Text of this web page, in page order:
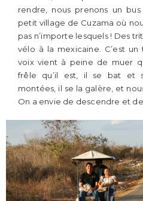
rendre, nous prenons un
petit village de Cuzama où
pas n’importe lesquels ! Des
vélo à la mexicaine. C’est
voix vient à peine de muer
frêle qu’il est, il se bat et
montées, il se la galère, et
On a envie de descendre et